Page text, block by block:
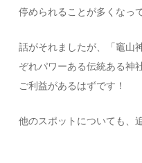
停められることが多くなっ
話がそれましたが、「竈山
ぞれパワーある伝統ある神
ご利益があるはずです！
他のスポットについても、